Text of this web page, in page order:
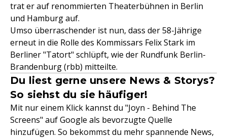
trat er auf renommierten Theaterbühnen in Berlin
und Hamburg auf.
Umso überraschender ist nun, dass der 58-Jährige
erneut in die Rolle des Kommissars Felix Stark im
Berliner "Tatort" schlüpft, wie der Rundfunk Berlin-
Brandenburg (rbb) mitteilte.
Du liest gerne unsere News & Storys?
So siehst du sie häufiger!
Mit nur einem Klick kannst du "Joyn - Behind The
Screens" auf Google als bevorzugte Quelle
hinzufügen. So bekommst du mehr spannende News,